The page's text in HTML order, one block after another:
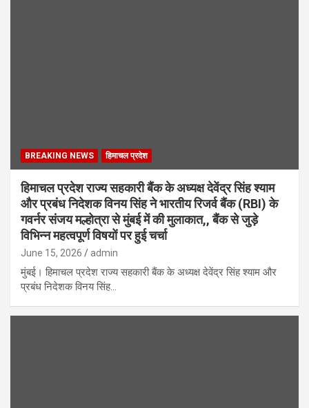
BREAKING NEWS हिमाचल प्रदेश
हिमाचल प्रदेश राज्य सहकारी बैंक के अध्यक्ष देवेंद्र सिंह श्याम
और प्रबंध निदेशक विनय सिंह ने भारतीय रिजर्व बैंक (RBI) के
गवर्नर संजय मल्होत्रा से मुंबई में की मुलाकात,, बैंक से जुड़े
विभिन्न महत्वपूर्ण विषयों पर हुई चर्चा
June 15, 2026 admin
मुंबई। हिमाचल प्रदेश राज्य सहकारी बैंक के अध्यक्ष देवेंद्र सिंह श्याम और
प्रबंध निदेशक विनय सिंह…